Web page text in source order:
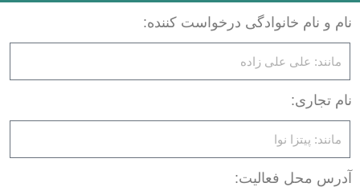
نام و نام خانوادگی درخواست کننده:
نام تجاری:
آدرس محل فعالیت: